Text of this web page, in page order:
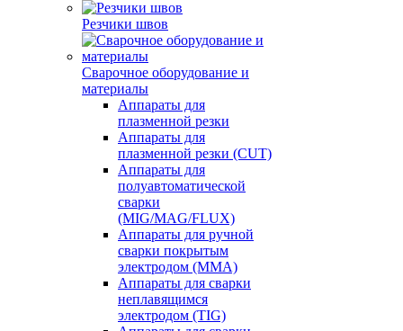
Резчики швов
Сварочное оборудование и
материалы
Аппараты для
плазменной резки
Аппараты для
плазменной резки (CUT)
Аппараты для
полуавтоматической
сварки
(MIG/MAG/FLUX)
Аппараты для ручной
сварки покрытым
электродом (MMA)
Аппараты для сварки
неплавящимся
электродом (TIG)